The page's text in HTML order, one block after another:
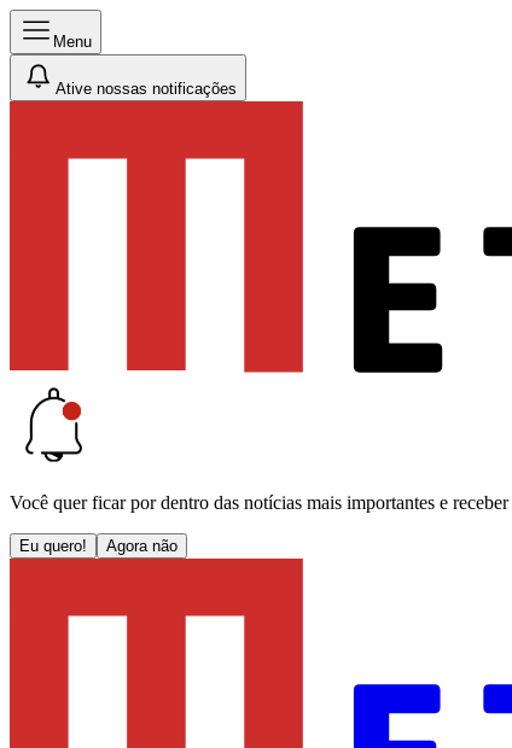
Menu
Ative nossas notificações
Você quer ficar por dentro das notícias mais importantes e receber
Eu quero! Agora não